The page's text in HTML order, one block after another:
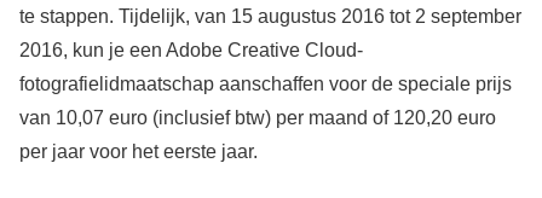
te stappen. Tijdelijk, van 15 augustus 2016 tot 2 september
2016, kun je een Adobe Creative Cloud-
fotografielidmaatschap aanschaffen voor de speciale prijs
van 10,07 euro (inclusief btw) per maand of 120,20 euro
per jaar voor het eerste jaar.